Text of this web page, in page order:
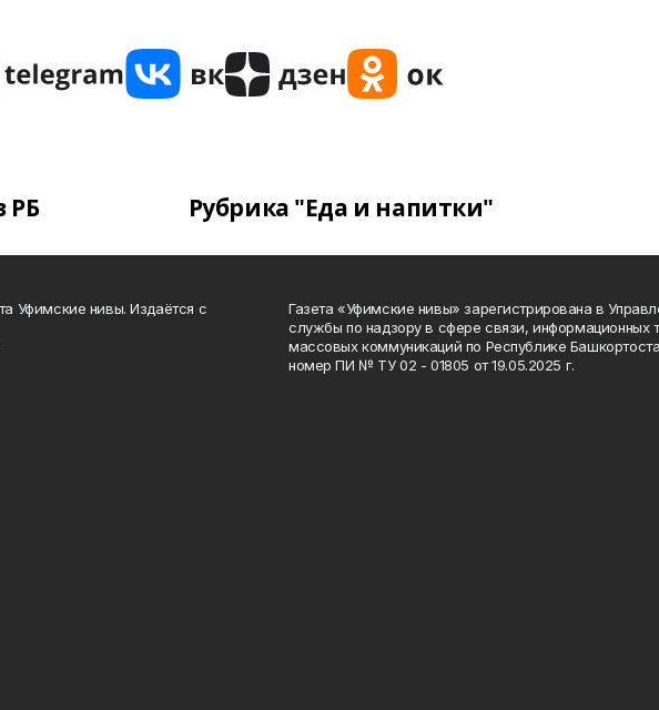
РБ Рубрика "Еда и напитки"
Уфимские нивы. Издаётся с
Газета «Уфимские нивы» зарегистрирована в
службы по надзору в сфере связи, информационных
массовых коммуникаций по Республике
номер ПИ № ТУ 02 - 01805 от 19.05.2025 г.